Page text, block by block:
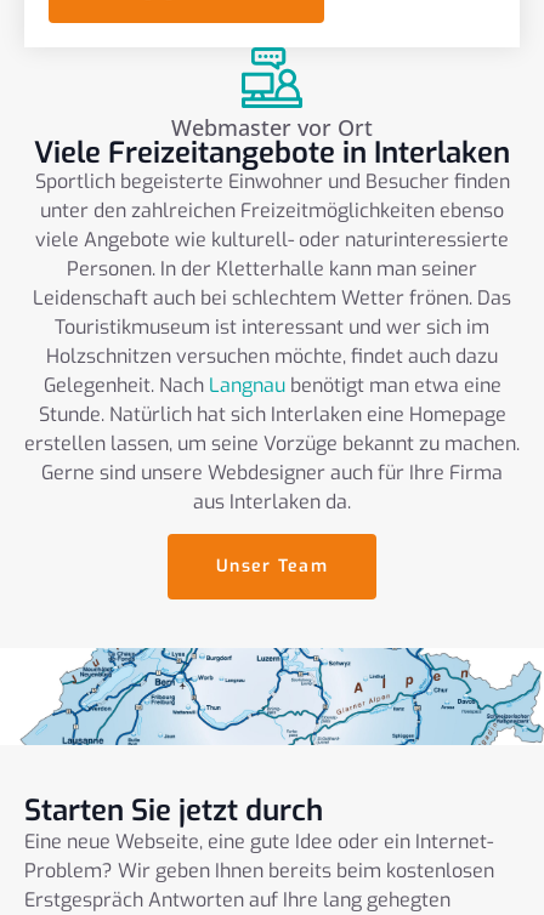
Webmaster vor Ort
Viele Freizeitangebote in Interlaken
Sportlich begeisterte Einwohner und Besucher finden
unter den zahlreichen Freizeitmöglichkeiten ebenso
viele Angebote wie kulturell- oder naturinteressierte
Personen. In der Kletterhalle kann man seiner
Leidenschaft auch bei schlechtem Wetter frönen. Das
Touristikmuseum ist interessant und wer sich im
Holzschnitzen versuchen möchte, findet auch dazu
Gelegenheit. Nach Langnaubenötigt man etwa eine
Stunde. Natürlich hat sich Interlaken eine Homepage
erstellen lassen, um seine Vorzüge bekannt zu machen.
Gerne sind unsere Webdesigner auch für Ihre Firma
aus Interlaken da.
Unser Team
Starten Sie jetzt durch
Eine neue Webseite, eine gute Idee oder ein Internet-
Problem? Wir geben Ihnen bereits beim kostenlosen
Erstgespräch Antworten auf Ihre lang gehegten